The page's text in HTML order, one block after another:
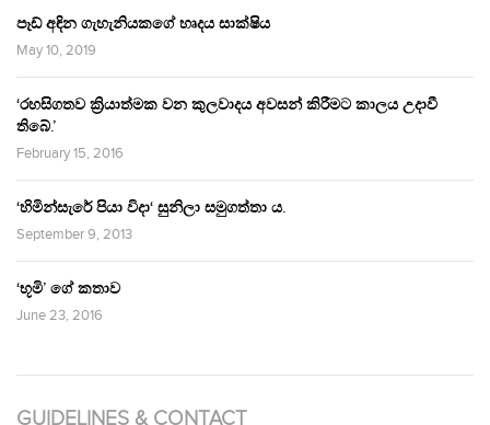
පෑඩ් අඳින ගැහැනියකගේ හෘදය සාක්ෂිය
May 10, 2019
‘රහසිගතව ක්‍රියාත්මක වන කුලවාදය අවසන් කිරීමට කාලය උදාවී
තිබේ.’
February 15, 2016
‘හිමින්සැරේ පියා විදා‘ සුනිලා සමුගත්තා ය.
September 9, 2013
‘භූමි’ ගේ කතාව
June 23, 2016
GUIDELINES & CONTACT